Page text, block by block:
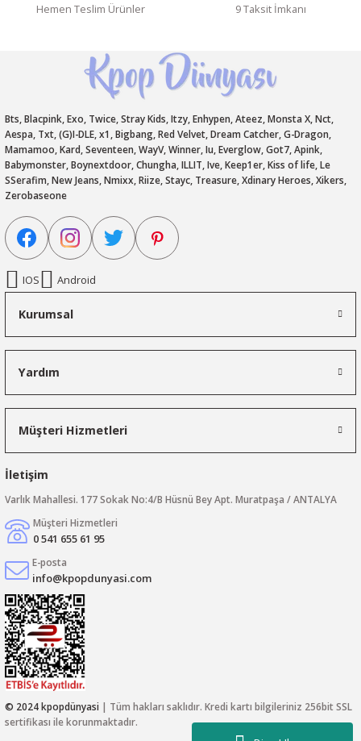
Hemen Teslim Ürünler 9 Taksit İmkanı
Bts, Blacpink, Exo, Twice, Stray Kids, Itzy, Enhypen, Ateez, Monsta X, Nct,
Aespa, Txt, (G)I-DLE, x1, Bigbang, Red Velvet, Dream Catcher, G-Dragon,
Mamamoo, Kard, Seventeen, WayV, Winner, Iu, Everglow, Got7, Apink,
Babymonster, Boynextdoor, Chungha, ILLIT, Ive, Keep1er, Kiss of life, Le
SSerafim, New Jeans, Nmixx, Riize, Stayc, Treasure, Xdinary Heroes, Xikers,
Zerobaseone
IOS Android
Kurumsal
Yardım
Müşteri Hizmetleri
İletişim
Varlık Mahallesi. 177 Sokak No:4/B Hüsnü Bey Apt. Muratpaşa / ANTALYA
Müşteri Hizmetleri
0 541 655 61 95
E-posta
info@kpopdunyasi.com
© 2024 kpopdünyasi | Tüm hakları saklıdır. Kredi kartı bilgileriniz 256bit SSL
sertifikası ile korunmaktadır.